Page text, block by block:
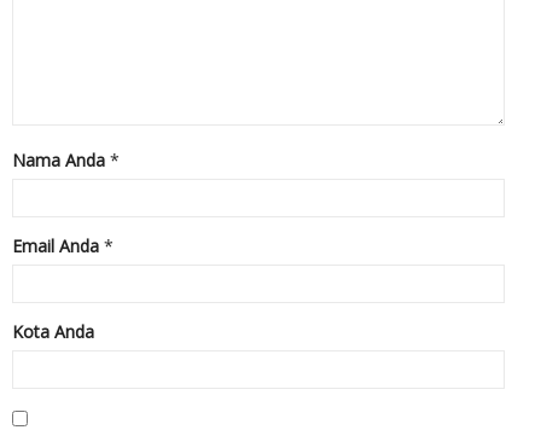
Nama Anda *
Email Anda *
Kota Anda